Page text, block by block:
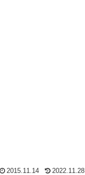
2015.11.14 2022.11.28